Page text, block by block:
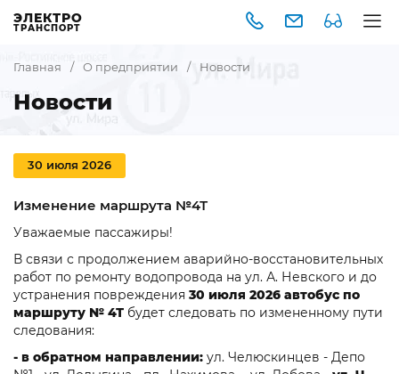
ЭЛЕКТРО
ТРАНСПОРТ
Главная / О предприятии / Новости
Новости
30 июля 2026
Изменение маршрута №4Т
Уважаемые пассажиры!
В связи с продолжением аварийно-восстановительных
работ по ремонту водопровода на ул. А. Невского и до
устранения повреждения 30 июля 2026 автобус по
маршруту № 4Т будет следовать по измененному пути
следования:
- в обратном направлении: ул. Челюскинцев - Депо